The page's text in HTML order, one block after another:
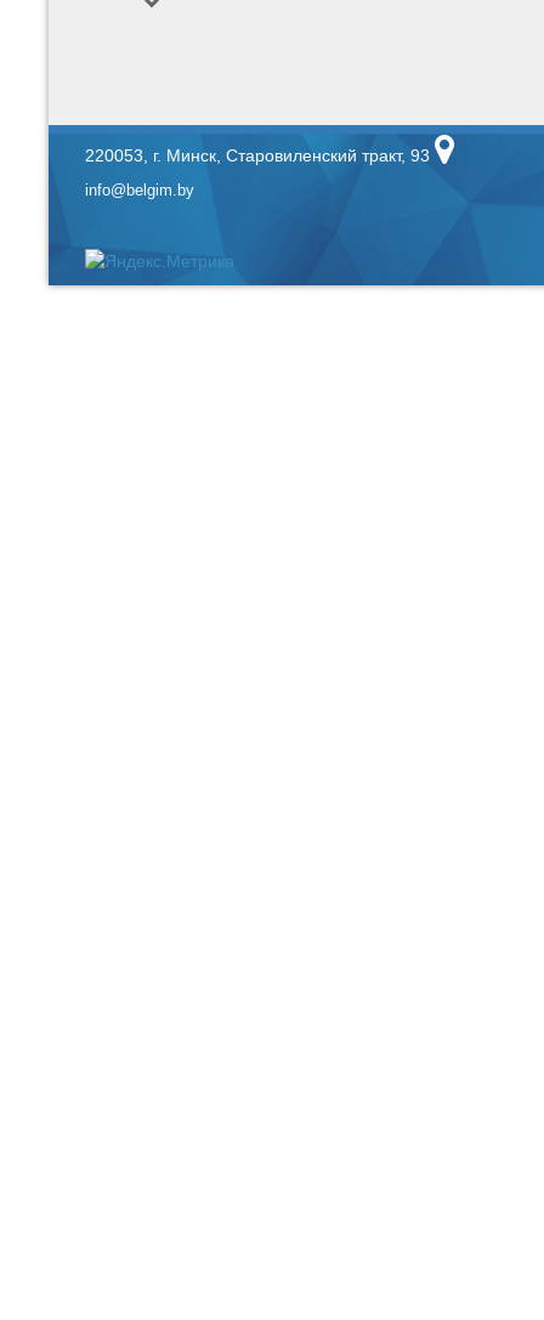
220053, г. Минск, Старовиленский тракт, 93
info@belgim.by